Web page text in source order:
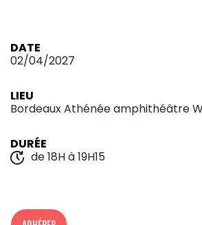
DATE
02/04/2027
LIEU
Bordeaux Athénée amphithéâtre
DURÉE
de 18H à 19H15